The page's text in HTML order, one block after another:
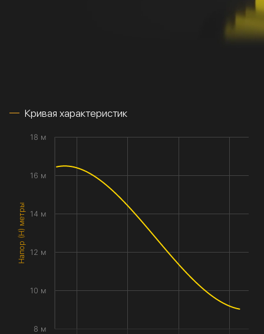
Кривая характеристик
Напор (H) метры
8 м
10 м
12 м
14 м
16 м
18 м